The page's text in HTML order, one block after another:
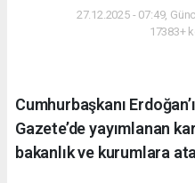
27.12.2025 - 07:49,
17383+
Cumhurbaşkanı
Gazete’de yayımlanan
bakanlık ve kurumlara